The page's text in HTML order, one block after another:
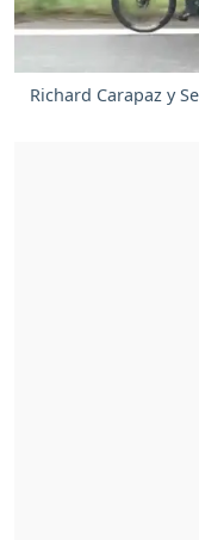
Richard Carapaz y